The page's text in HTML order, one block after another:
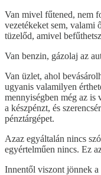
Van mivel fűtened, nem
vezetékeket sem, valami
tüzelőd, amivel
Van benzin, gázolaj az
Van üzlet, ahol
ugyanis valamilyen
mennyiségben még az is
a készpénzt, és
pénztárgépet.
Azaz egyáltalán nincs
egyértelműen nincs. Ez
Innentől viszont jönnek a